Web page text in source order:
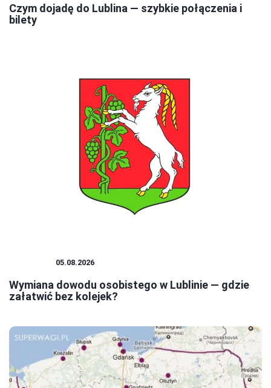
Czym dojadę do Lublina — szybkie połączenia i
bilety
05.08.2026
Wymiana dowodu osobistego w Lublinie — gdzie
załatwić bez kolejek?